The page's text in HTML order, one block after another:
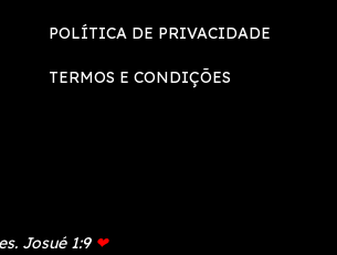
POLÍTICA DE PRIVACIDADE
TERMOS E CONDIÇÕES
Josué 1:9 ❤